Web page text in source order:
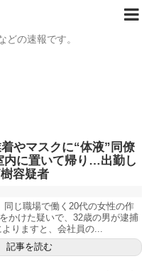
の速報です。
やマスクに“体液”同僚
内に置いて帰り…出勤し
容疑者
同じ職場で働く20代の女性の作
かけた疑いで、32歳の男が逮捕
りますと、会社員の...
記事を読む